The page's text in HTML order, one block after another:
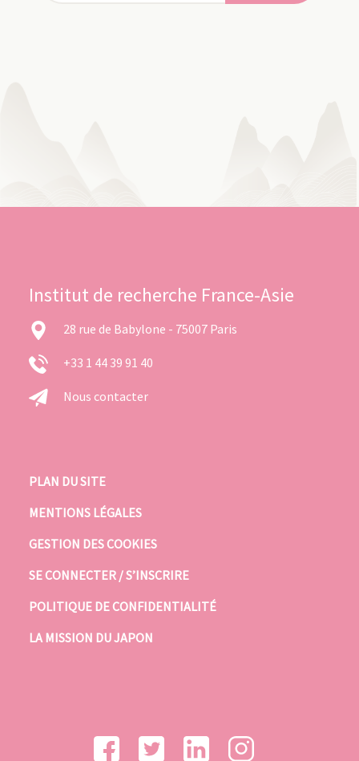
Institut de recherche France-Asie
28 rue de Babylone - 75007 Paris
+33 1 44 39 91 40
Nous contacter
PLAN DU SITE
MENTIONS LÉGALES
GESTION DES COOKIES
SE CONNECTER / S’INSCRIRE
POLITIQUE DE CONFIDENTIALITÉ
LA MISSION DU JAPON